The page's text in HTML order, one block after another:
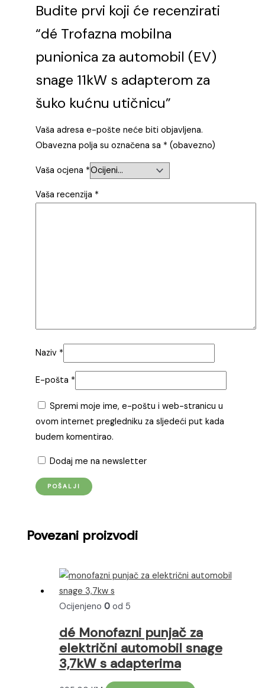
Budite prvi koji će recenzirati
“dé Trofazna mobilna
punionica za automobil (EV)
snage 11kW s adapterom za
šuko kućnu utičnicu”
Vaša adresa e-pošte neće biti objavljena.
Obavezna polja su označena sa * (obavezno)
Vaša ocjena *
Vaša recenzija *
Naziv *
E-pošta *
Spremi moje ime, e-poštu i web-stranicu u
ovom internet pregledniku za sljedeći put kada
budem komentirao.
Dodaj me na newsletter
Povezani proizvodi
Ocijenjeno 0od 5
dé Monofazni punjač za
električni automobil snage
3,7kW s adapterima